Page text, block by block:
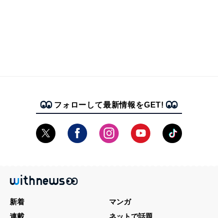
フォローして最新情報をGET!
新着
マンガ
連載
ネットで話題